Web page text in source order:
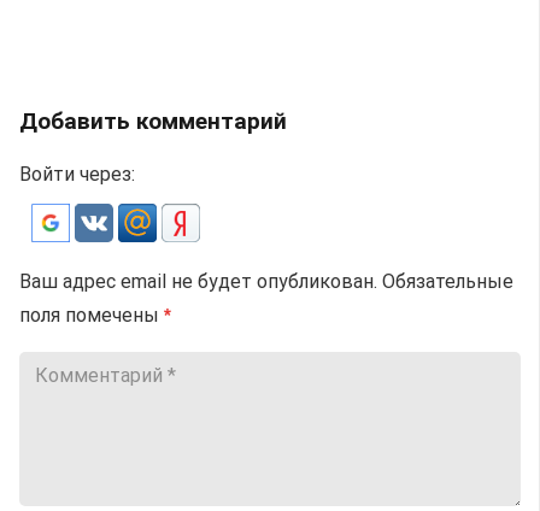
Добавить комментарий
Войти через:
Ваш адрес email не будет опубликован. Обязательные
поля помечены *